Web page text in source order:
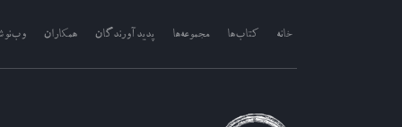
خانه کتاب‌ها مجموعه‌ها پدیدآورندگان همکاران